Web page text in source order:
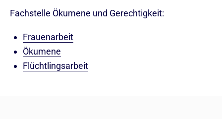
Fachstelle Ökumene und Gerechtigkeit:
Frauenarbeit
Ökumene
Flüchtlingsarbeit